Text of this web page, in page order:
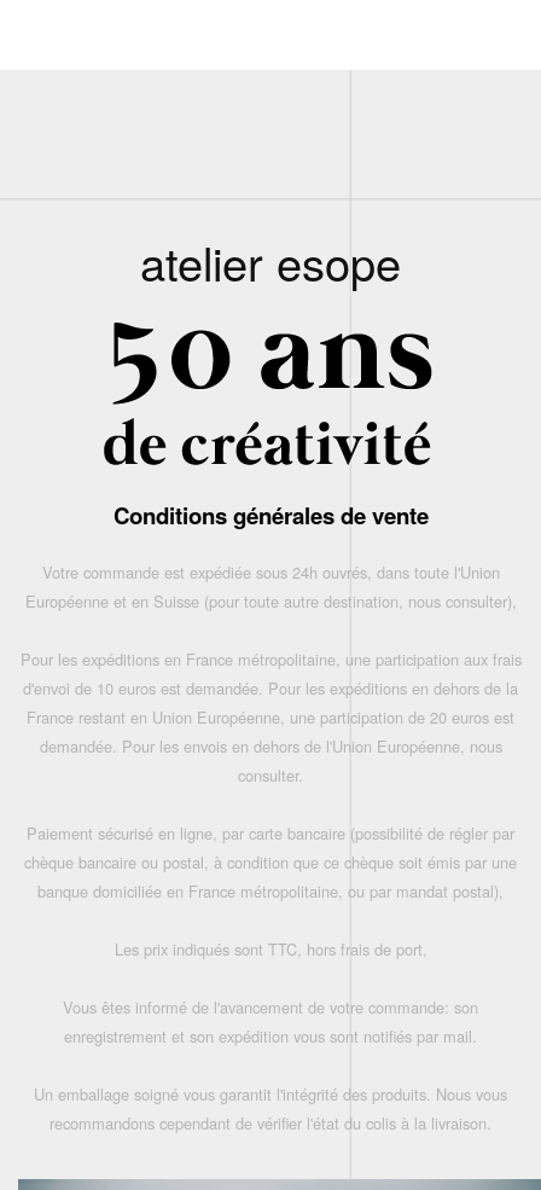
atelier esope
Conditions générales de vente
Votre commande est expédiée sous 24h ouvrés, dans toute l'Union
Européenne et en Suisse (pour toute autre destination, nous consulter),
Pour les expéditions en France métropolitaine, une participation aux frais
d'envoi de 10 euros est demandée. Pour les expéditions en dehors de la
France restant en Union Européenne, une participation de 20 euros est
demandée. Pour les envois en dehors de l'Union Européenne, nous
consulter.
Paiement sécurisé en ligne, par carte bancaire (possibilité de régler par
chèque bancaire ou postal, à condition que ce chèque soit émis par une
banque domiciliée en France métropolitaine, ou par mandat postal),
Les prix indiqués sont TTC, hors frais de port,
Vous êtes informé de l'avancement de votre commande: son
enregistrement et son expédition vous sont notifiés par mail.
Un emballage soigné vous garantit l'intégrité des produits. Nous vous
recommandons cependant de vérifier l'état du colis à la livraison.